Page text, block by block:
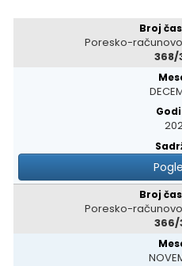
Poresko-
368/
Poresko-
366/